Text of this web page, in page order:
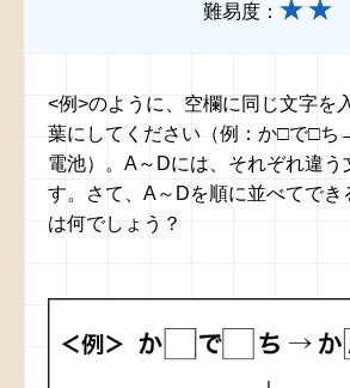
難易度：
<例>のように、空欄に同じ文字を
葉にしてください（例：か□で□ち
電池）。A～Dには、それぞれ違う
す。さて、A～Dを順に並べてでき
は何でしょう？